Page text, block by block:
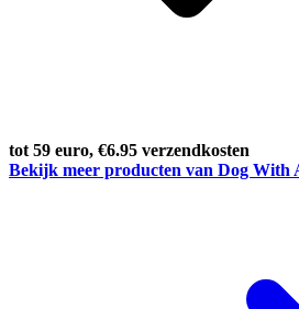
tot 59 euro, €6.95 verzendkosten
Bekijk meer producten van Dog With